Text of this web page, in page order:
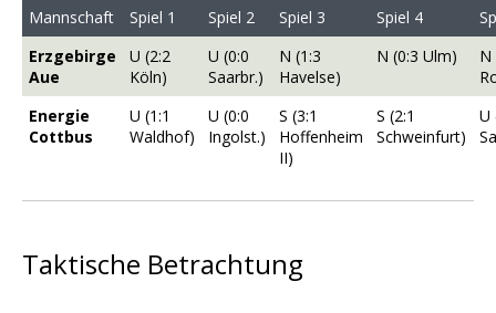
Mannschaft Spiel 1 Spiel 2 Spiel 3 Spiel 4
Erzgebirge
Aue
U (2:2
Köln)
U (0:0
Saarbr.)
N (1:3
Havelse)
N (0:3 Ulm)
N
Energie
Cottbus
U (1:1
Waldhof)
U (0:0
Ingolst.)
S (3:1
Hoffenheim
II)
S (2:1
Schweinfurt)
U
Taktische Betrachtung